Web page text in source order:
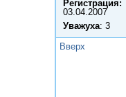
Регистрация:
03.04.2007
Уважуха: 3
Вверх